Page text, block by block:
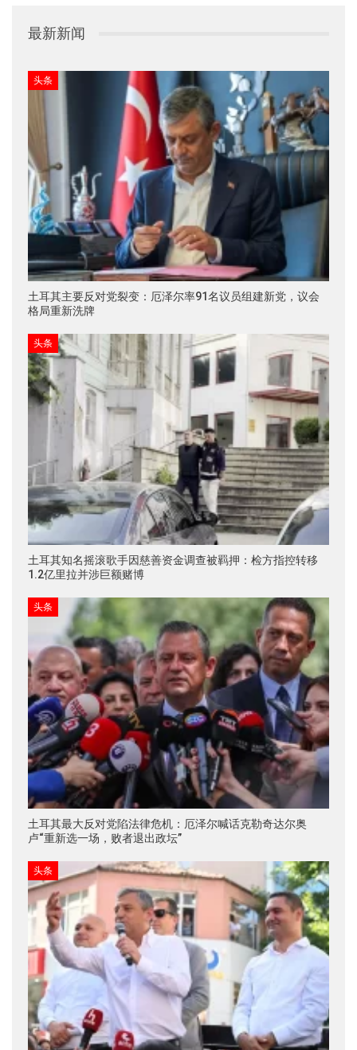
最新新闻
头条
土耳其主要反对党裂变：厄泽尔率91名议员组建新党，议会
格局重新洗牌
头条
土耳其知名摇滚歌手因慈善资金调查被羁押：检方指控转移
1.2亿里拉并涉巨额赌博
头条
土耳其最大反对党陷法律危机：厄泽尔喊话克勒奇达尔奥
卢“重新选一场，败者退出政坛”
头条